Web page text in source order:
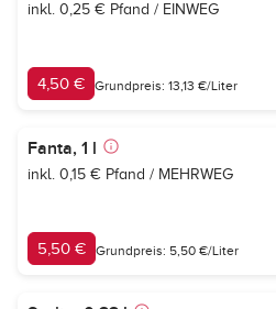
inkl. 0,25 € Pfand / EINWEG
4,50 € Grundpreis: 13,13 €/Liter
Fanta, 1 l
inkl. 0,15 € Pfand / MEHRWEG
5,50 € Grundpreis: 5,50 €/Liter